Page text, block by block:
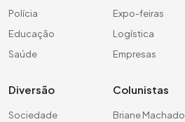
Polícia
Educação
Saúde
Expo-feiras
Logística
Empresas
Diversão
Sociedade
Colunistas
Briane Machado